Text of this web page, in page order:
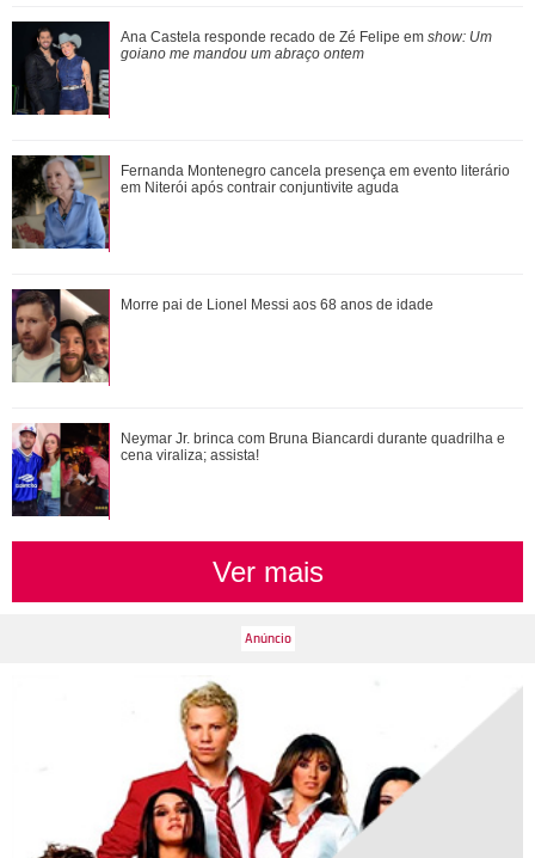
AgNews
a vencedora do BBB21 reclamou quando, durante um teste de
dublagem, foi pedida para neutralizar seu sotaque. Nas redes,
ela fez um desabafo sobre comentários xenofóbicos. Após
escutar o que Juliette tinha falado, Antonia também decidiu ir
mesmo estudar: - Ela insiste em ser atriz, cantora e sei lá o
que, mas sem estudar. Ela e sua mania de acusar todo
mundo de xenofobia. Inclusive ela me arrumou um problema
um teste de dublagem, para fazer um filme com projeção
internacional e, chegando lá, pediram para ela neutralizar o
sotaque, mais do que normal. E ela foi acusar a produção de
xenofobia. E não para por aí! Fontenelle aproveitou a
oportunidade para alfinetar a paraibana: - Eu queria lhe pedir,
te manca, vá estudar e pare de ficar acusando as pessoas de
xenofobia. Existe uma coisa chamada personagem, perfil de
Morre pai de Lionel Messi aos 68 anos de idade
Fernanda Montenegro cancela presença em evento literário
em Niterói após contrair conjunt...
Neymar Jr. brinca com Bruna Biancardi durante quadrilha e
Bruna Marquezine, Camila Cabello, Hailey Bieber...
Relembre os amores - e affairs - de Shawn ...
Ana Castela responde recado de Zé Felipe em show: Um
goiano me mandou um abraço ontem
Fernanda Montenegro cancela presença em evento literário
em Niterói após contrair conjuntivite aguda
Morre pai de Lionel Messi aos 68 anos de idade
Neymar Jr. brinca com Bruna Biancardi durante quadrilha e
cena viraliza; assista!
Ver mais